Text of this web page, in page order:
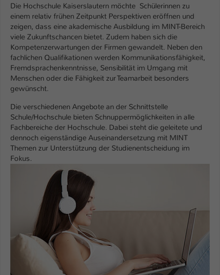
Die Hochschule Kaiserslautern möchte Schülerinnen zu
einem relativ frühen Zeitpunkt Perspektiven eröffnen und
zeigen, dass eine akademische Ausbildung im MINT-Bereich
viele Zukunftschancen bietet. Zudem haben sich die
Kompetenzerwartungen der Firmen gewandelt. Neben den
fachlichen Qualifikationen werden Kommunikationsfähigkeit,
Fremdsprachenkenntnisse, Sensibilität im Umgang mit
Menschen oder die Fähigkeit zur Teamarbeit besonders
gewünscht.
Die verschiedenen Angebote an der Schnittstelle
Schule/Hochschule bieten Schnuppermöglichkeiten in alle
Fachbereiche der Hochschule. Dabei steht die geleitete und
dennoch eigenständige Auseinandersetzung mit MINT
Themen zur Unterstützung der Studienentscheidung im
Fokus.